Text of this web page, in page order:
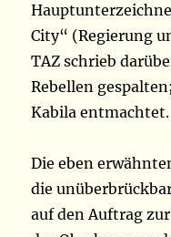
City“ (Regierung
TAZ schrieb
Rebellen
Kabila entmachtet.
Die eben
die
auf den Auftrag